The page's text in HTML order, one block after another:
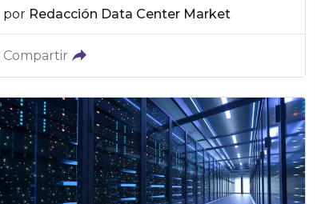
por Redacción Data Center Market
Compartir